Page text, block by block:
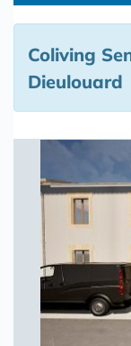
Coliving
Dieulouard